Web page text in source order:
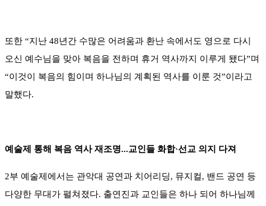
또한 “지난 48년간 수많은 어려움과 환난 속에서도 영으로 다시
오신 예수님을 맞아 복음을 전하며 휴거 역사까지 이루게 됐다”며
“이것이 복음의 힘이며 하나님의 계획된 역사를 이룬 것”이라고
말했다.
예술제 통해 복음 역사 재조명...교인들 화합·선교 의지 다져
2부 예술제에서는 관악대 공연과 치어리딩, 뮤지컬, 밴드 공연 등
다양한 무대가 펼쳐졌다. 출연진과 교인들은 하나 되어 하나님께